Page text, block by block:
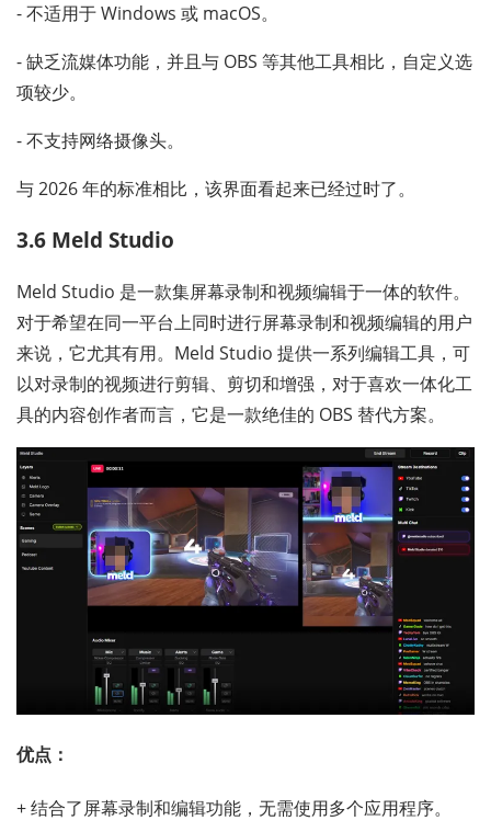
- 不适用于 Windows 或 macOS。
- 缺乏流媒体功能，并且与 OBS 等其他工具相比，自定义选
项较少。
- 不支持网络摄像头。
与 2026 年的标准相比，该界面看起来已经过时了。
3.6 Meld Studio
Meld Studio 是一款集屏幕录制和视频编辑于一体的软件。
对于希望在同一平台上同时进行屏幕录制和视频编辑的用户
来说，它尤其有用。Meld Studio 提供一系列编辑工具，可
以对录制的视频进行剪辑、剪切和增强，对于喜欢一体化工
具的内容创作者而言，它是一款绝佳的 OBS 替代方案。
优点：
+ 结合了屏幕录制和编辑功能，无需使用多个应用程序。